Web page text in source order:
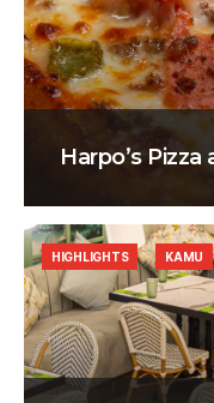
Harpo’s
HIGHLIGHTS KAMU